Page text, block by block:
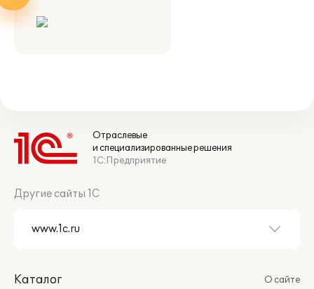
Отраслевые
и специализированные решения
1С:Предприятие
Другие сайты 1С
Каталог
О сайте